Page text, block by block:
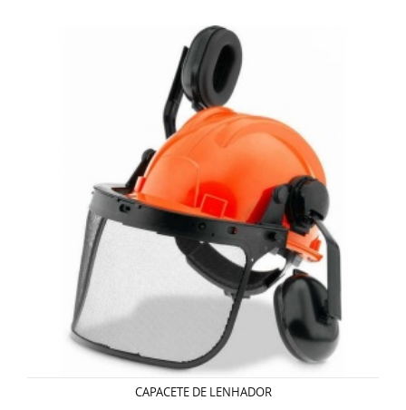
CAPACETE DE LENHADOR